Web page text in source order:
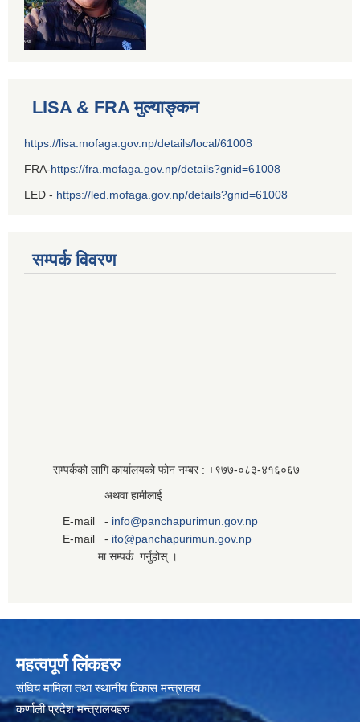
LISA & FRA मुल्याङ्कन
https://lisa.mofaga.gov.np/details/local/61008
FRA-https://fra.mofaga.gov.np/details?gnid=61008
LED - https://led.mofaga.gov.np/details?gnid=61008
सम्पर्क विवरण
सम्पर्कको लागि कार्यालयको फोन नम्बर : +९७७-०८३‍-४१६०६७
अथवा हामीलाई
E-mail - info@panchapurimun.gov.np
E-mail - ito@panchapurimun.gov.np
मा सम्पर्क गर्नुहोस् ।
महत्वपूर्ण लिंकहरु
संघिय मामिला तथा स्थानीय विकास मन्त्रालय
कर्णाली प्रदेश मन्त्रालयहरु